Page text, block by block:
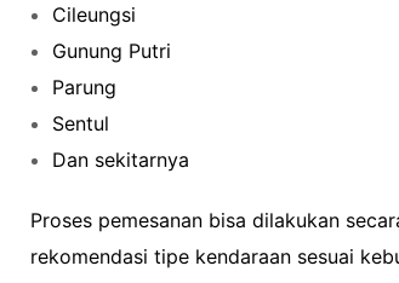
Cileungsi
Gunung Putri
Parung
Sentul
Dan sekitarnya
Proses pemesanan bisa dilakukan
rekomendasi tipe kendaraan sesuai